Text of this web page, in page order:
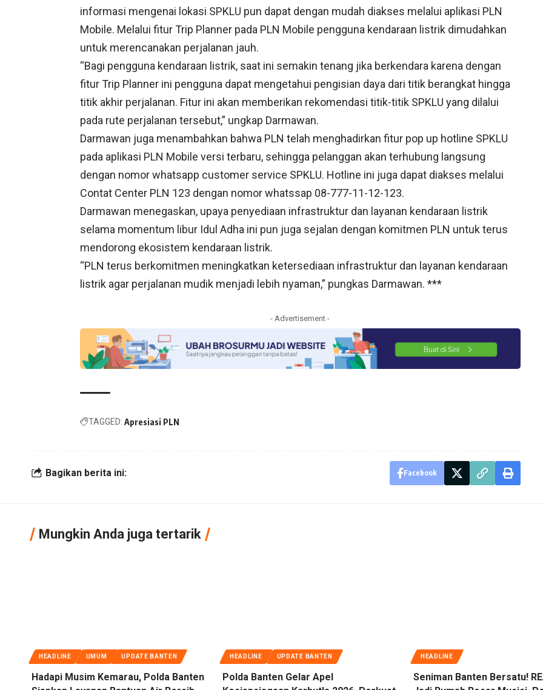
informasi mengenai lokasi SPKLU pun dapat dengan mudah diakses melalui aplikasi PLN
Mobile. Melalui fitur Trip Planner pada PLN Mobile pengguna kendaraan listrik dimudahkan
untuk merencanakan perjalanan jauh.
“Bagi pengguna kendaraan listrik, saat ini semakin tenang jika berkendara karena dengan
fitur Trip Planner ini pengguna dapat mengetahui pengisian daya dari titik berangkat hingga
titik akhir perjalanan. Fitur ini akan memberikan rekomendasi titik-titik SPKLU yang dilalui
pada rute perjalanan tersebut,” ungkap Darmawan.
Darmawan juga menambahkan bahwa PLN telah menghadirkan fitur pop up hotline SPKLU
pada aplikasi PLN Mobile versi terbaru, sehingga pelanggan akan terhubung langsung
dengan nomor whatsapp customer service SPKLU. Hotline ini juga dapat diakses melalui
Contat Center PLN 123 dengan nomor whatssap 08-777-11-12-123.
Darmawan menegaskan, upaya penyediaan infrastruktur dan layanan kendaraan listrik
selama momentum libur Idul Adha ini pun juga sejalan dengan komitmen PLN untuk terus
mendorong ekosistem kendaraan listrik.
“PLN terus berkomitmen meningkatkan ketersediaan infrastruktur dan layanan kendaraan
listrik agar perjalanan mudik menjadi lebih nyaman,” pungkas Darmawan. ***
- Advertisement -
TAGGED: Apresiasi PLN
Bagikan berita ini: Facebook
Mungkin Anda juga tertarik
HEADLINE UMUM UPDATE BANTEN
Hadapi Musim Kemarau, Polda Banten
HEADLINE UPDATE BANTEN
Polda Banten Gelar Apel
HEADLINE
Seniman Banten Bersatu!